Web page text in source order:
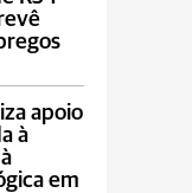
apoio
à
em